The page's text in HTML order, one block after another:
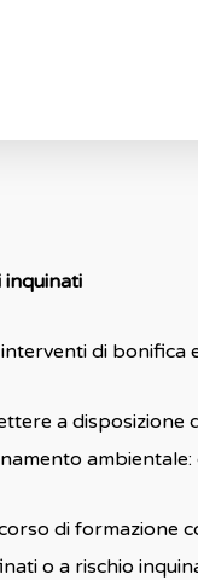
inquinati
di bonifica
a
di formazione
o a rischio